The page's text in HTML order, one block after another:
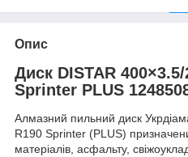
Опис
Диск DISTAR
Sprinter PLUS
Алмазний пильний диск
R190 Sprinter (PLUS)
матеріалів, асфальту,